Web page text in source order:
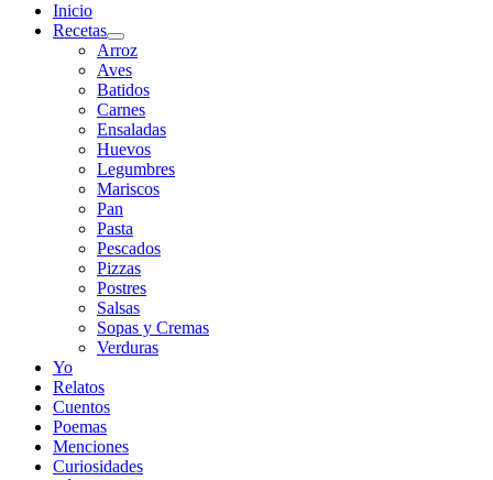
Inicio
Recetas
Arroz
Aves
Batidos
Carnes
Ensaladas
Huevos
Legumbres
Mariscos
Pan
Pasta
Pescados
Pizzas
Postres
Salsas
Sopas y Cremas
Verduras
Yo
Relatos
Cuentos
Poemas
Menciones
Curiosidades